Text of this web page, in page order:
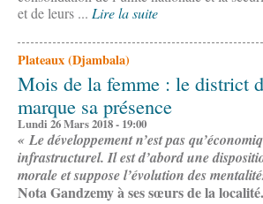
et de leurs ... Lire la suite
Plateaux (Djambala)
Mois de la femme : le district
marque sa présence
Lundi 26 Mars 2018 - 19:00
« Le développement n’est pas
infrastructurel. Il est d’abord une
morale et suppose l’évolution des
Nota Gandzemy à ses sœurs de la localité.